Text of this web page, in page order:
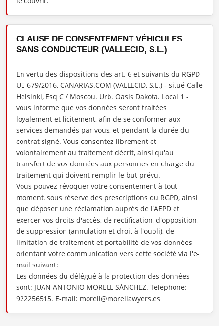
CLAUSE DE CONSENTEMENT VÉHICULES
SANS CONDUCTEUR (VALLECID, S.L.)
En vertu des dispositions des art. 6 et suivants du RGPD
UE 679/2016, CANARIAS.COM (VALLECID, S.L.) - situé Calle
Helsinki, Esq C / Moscou. Urb. Oasis Dakota. Local 1 -
vous informe que vos données seront traitées
loyalement et licitement, afin de se conformer aux
services demandés par vous, et pendant la durée du
contrat signé. Vous consentez librement et
volontairement au traitement décrit, ainsi qu'au
transfert de vos données aux personnes en charge du
traitement qui doivent remplir le but prévu.
Vous pouvez révoquer votre consentement à tout
moment, sous réserve des prescriptions du RGPD, ainsi
que déposer une réclamation auprès de l'AEPD et
exercer vos droits d'accès, de rectification, d'opposition,
de suppression (annulation et droit à l'oubli), de
limitation de traitement et portabilité de vos données
orientant votre communication vers cette société via l'e-
mail suivant:
Les données du délégué à la protection des données
sont: JUAN ANTONIO MORELL SÁNCHEZ. Téléphone:
922256515. E-mail: morell@morellawyers.es